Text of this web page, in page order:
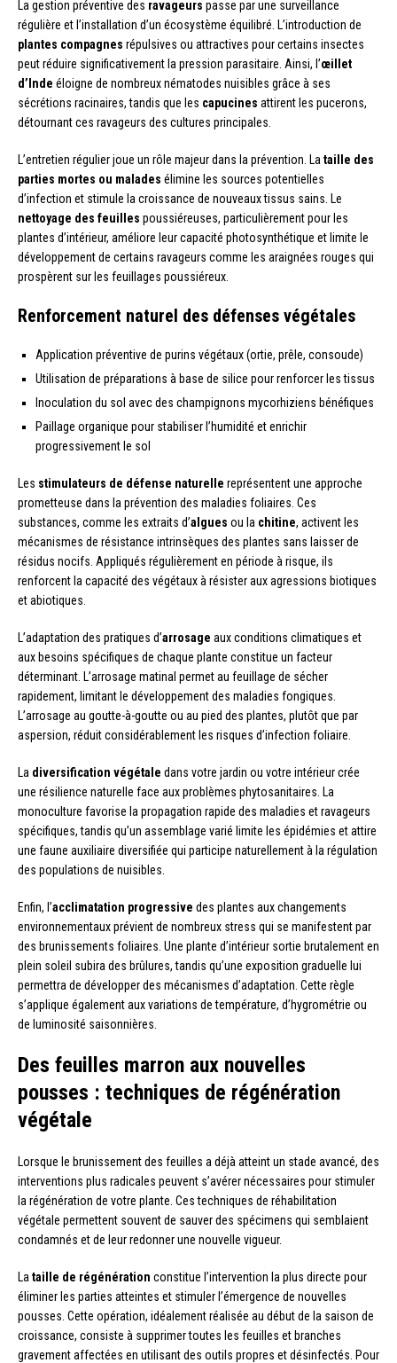
La gestion préventive des ravageurs passe par une surveillance
régulière et l’installation d’un écosystème équilibré. L’introduction de
plantes compagnes répulsives ou attractives pour certains insectes
peut réduire significativement la pression parasitaire. Ainsi, l’œillet
d’Inde éloigne de nombreux nématodes nuisibles grâce à ses
sécrétions racinaires, tandis que les capucines attirent les pucerons,
détournant ces ravageurs des cultures principales.
L’entretien régulier joue un rôle majeur dans la prévention. La taille des
parties mortes ou malades élimine les sources potentielles
d’infection et stimule la croissance de nouveaux tissus sains. Le
nettoyage des feuilles poussiéreuses, particulièrement pour les
plantes d’intérieur, améliore leur capacité photosynthétique et limite le
développement de certains ravageurs comme les araignées rouges qui
prospèrent sur les feuillages poussiéreux.
Renforcement naturel des défenses végétales
Application préventive de purins végétaux (ortie, prêle, consoude)
Utilisation de préparations à base de silice pour renforcer les tissus
Inoculation du sol avec des champignons mycorhiziens bénéfiques
Paillage organique pour stabiliser l’humidité et enrichir
progressivement le sol
Les stimulateurs de défense naturelle représentent une approche
prometteuse dans la prévention des maladies foliaires. Ces
substances, comme les extraits d’algues ou la chitine, activent les
mécanismes de résistance intrinsèques des plantes sans laisser de
résidus nocifs. Appliqués régulièrement en période à risque, ils
renforcent la capacité des végétaux à résister aux agressions biotiques
et abiotiques.
L’adaptation des pratiques d’arrosage aux conditions climatiques et
aux besoins spécifiques de chaque plante constitue un facteur
déterminant. L’arrosage matinal permet au feuillage de sécher
rapidement, limitant le développement des maladies fongiques.
L’arrosage au goutte-à-goutte ou au pied des plantes, plutôt que par
aspersion, réduit considérablement les risques d’infection foliaire.
La diversification végétale dans votre jardin ou votre intérieur crée
une résilience naturelle face aux problèmes phytosanitaires. La
monoculture favorise la propagation rapide des maladies et ravageurs
spécifiques, tandis qu’un assemblage varié limite les épidémies et attire
une faune auxiliaire diversifiée qui participe naturellement à la régulation
des populations de nuisibles.
Enfin, l’acclimatation progressive des plantes aux changements
environnementaux prévient de nombreux stress qui se manifestent par
des brunissements foliaires. Une plante d’intérieur sortie brutalement en
plein soleil subira des brûlures, tandis qu’une exposition graduelle lui
permettra de développer des mécanismes d’adaptation. Cette règle
s’applique également aux variations de température, d’hygrométrie ou
de luminosité saisonnières.
Des feuilles marron aux nouvelles
pousses : techniques de régénération
végétale
Lorsque le brunissement des feuilles a déjà atteint un stade avancé, des
interventions plus radicales peuvent s’avérer nécessaires pour stimuler
la régénération de votre plante. Ces techniques de réhabilitation
végétale permettent souvent de sauver des spécimens qui semblaient
condamnés et de leur redonner une nouvelle vigueur.
La taille de régénération constitue l’intervention la plus directe pour
éliminer les parties atteintes et stimuler l’émergence de nouvelles
pousses. Cette opération, idéalement réalisée au début de la saison de
croissance, consiste à supprimer toutes les feuilles et branches
gravement affectées en utilisant des outils propres et désinfectés. Pour